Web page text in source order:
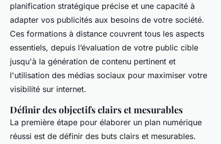
planification stratégique précise et une capacité à
adapter vos publicités aux besoins de votre société.
Ces formations à distance couvrent tous les aspects
essentiels, depuis l’évaluation de votre public cible
jusqu'à la génération de contenu pertinent et
l'utilisation des médias sociaux pour maximiser votre
visibilité sur internet.
Définir des objectifs clairs et mesurables
La première étape pour élaborer un plan numérique
réussi est de définir des buts clairs et mesurables.